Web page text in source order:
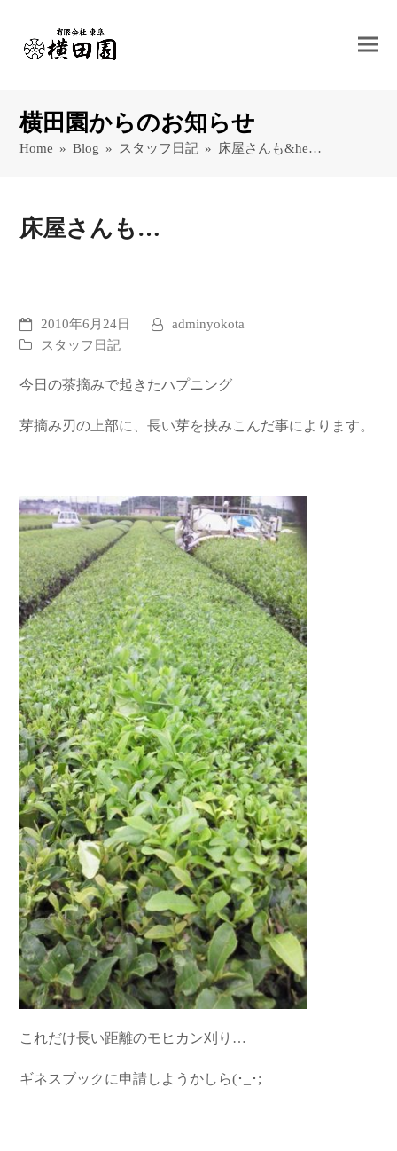
横田園からのお知らせ
Home » Blog » スタッフ日記 » 床屋さんも&he…
床屋さんも…
2010年6月24日
adminyokota
スタッフ日記
今日の茶摘みで起きたハプニング
芽摘み刃の上部に、長い芽を挟みこんだ事によります。
これだけ長い距離のモヒカン刈り…
ギネスブックに申請しようかしら(･_･;